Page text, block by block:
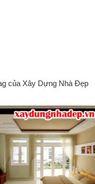
của Xây Dựng Nhà Đẹp